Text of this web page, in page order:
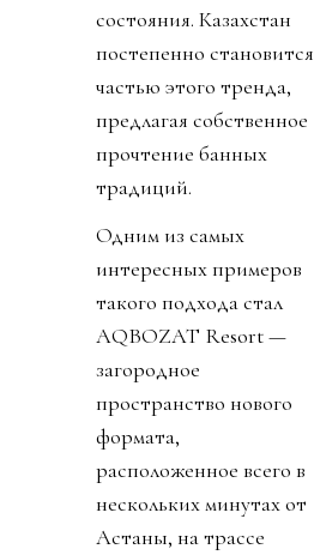
состояния. Казахстан
постепенно становится
частью этого тренда,
предлагая собственное
прочтение банных
традиций.
Одним из самых
интересных примеров
такого подхода стал
AQBOZAT Resort —
загородное
пространство нового
формата,
расположенное всего в
нескольких минутах от
Астаны, на трассе